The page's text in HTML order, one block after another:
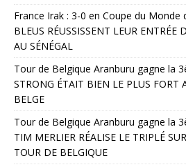
France Irak : 3-0 en Coupe du Monde
BLEUS RÉUSSISSENT LEUR
AU SÉNÉGAL
Tour de Belgique Aranburu gagne la
STRONG ÉTAIT BIEN LE PLUS FORT
BELGE
Tour de Belgique Aranburu gagne la
TIM MERLIER RÉALISE LE TRIPLÉ
TOUR DE BELGIQUE